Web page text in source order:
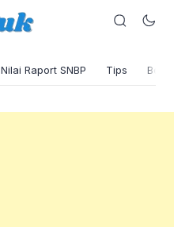
Nilai Raport SNBP Tips